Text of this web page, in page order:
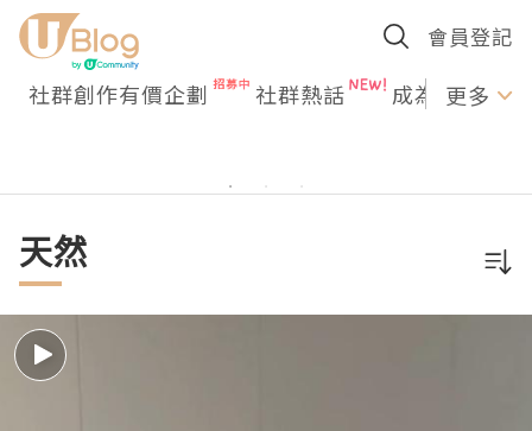
會員登記
社群創作有價企劃 社群熱話 成為U更多
天然